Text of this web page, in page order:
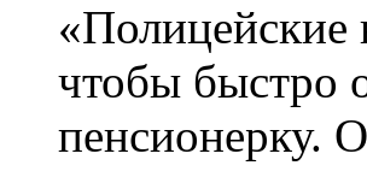
«Полицейские
чтобы быстро
пенсионерку.